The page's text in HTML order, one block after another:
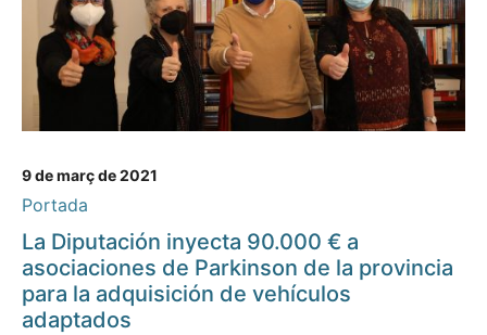
9 de març de 2021
Portada
La Diputación inyecta 90.000 € a
asociaciones de Parkinson de la provincia
para la adquisición de vehículos
adaptados